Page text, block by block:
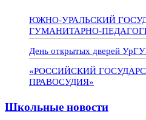
ЮЖНО-УРАЛЬСКИЙ
ГУМАНИТАРНО-
День открытых дверей
«РОССИЙСКИЙ
ПРАВОСУДИЯ»
Школьные новости